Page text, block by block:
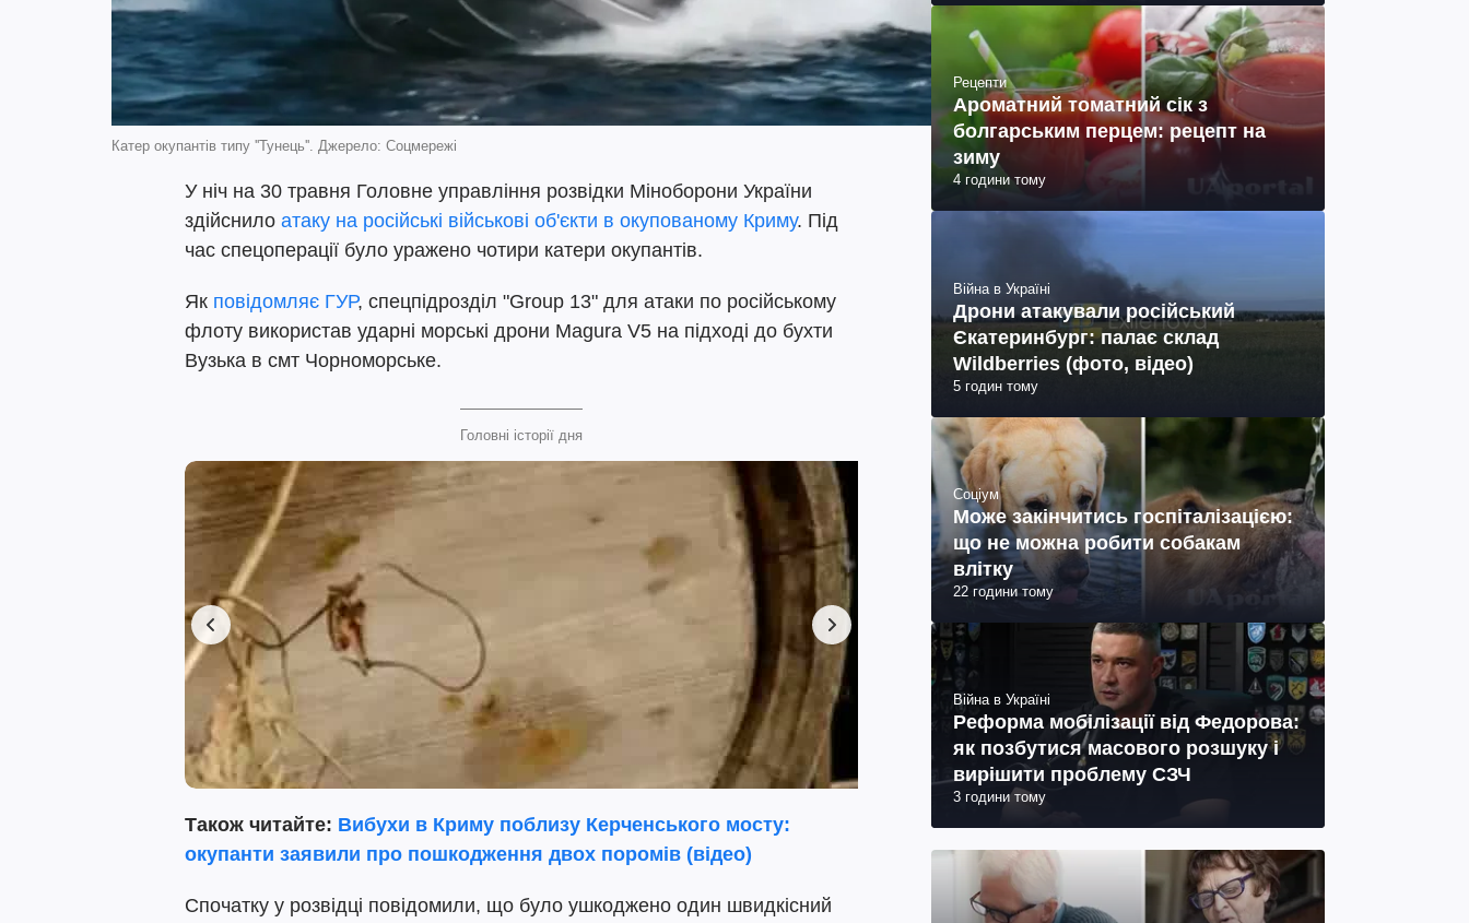
Катер окупантів типу ''Тунець''. Джерело: Соцмережі
У ніч на 30 травня Головне управління розвідки Міноборони України
здійснило атаку на російські військові об'єкти в окупованому Криму. Під
час спецоперації було уражено чотири катери окупантів.
Як повідомляє ГУР, спецпідрозділ "Group 13" для атаки по російському
флоту використав ударні морські дрони Magura V5 на підході до бухти
Вузька в смт Чорноморське.
Головні історії дня
Також читайте: Вибухи в Криму поблизу Керченського мосту:
окупанти заявили про пошкодження двох поромів (відео)
Спочатку у розвідці повідомили, що було ушкоджено один швидкісний
Рецепти
Ароматний томатний сік з
болгарським перцем: рецепт на
зиму
4 години тому
Війна в Україні
Дрони атакували російський
Єкатеринбург: палає склад
Wildberries (фото, відео)
5 годин тому
Соціум
Може закінчитись госпіталізацією:
що не можна робити собакам
влітку
22 години тому
Війна в Україні
Реформа мобілізації від Федорова:
як позбутися масового розшуку і
вирішити проблему СЗЧ
3 години тому